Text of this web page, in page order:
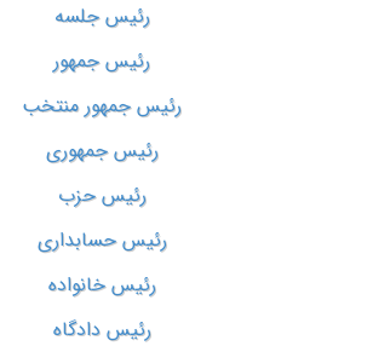
رئیس جلسه
رئیس جمهور
رئیس جمهور منتخب
رئیس جمهوری
رئیس حزب
رئیس حسابداری
رئیس خانواده
رئیس دادگاه